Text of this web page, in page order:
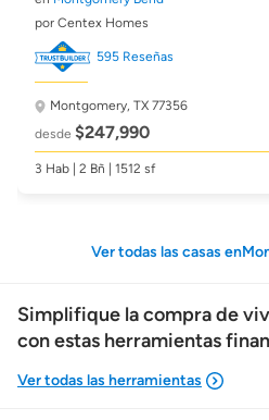
por Centex Homes
595 Reseñas
Montgomery, TX 77356
desde $247,990
3 Hab | 2 Bñ | 1512 sf
Ver todas las casas
Simplifique la compra de
con estas herramientas